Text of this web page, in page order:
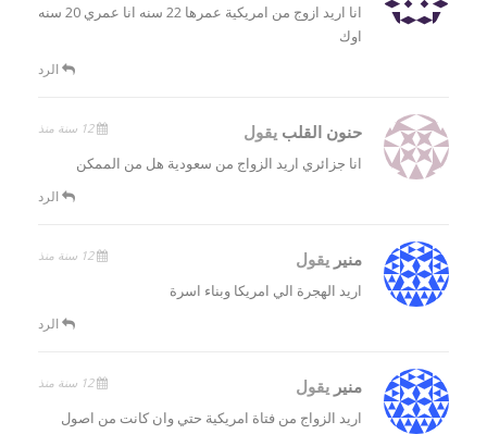
انا اريد ازوج من امريكية عمرها 22 سنه انا عمري 20 سنه
اوك
الرد
حنون القلب يقول 12 سنة منذ
انا جزائري اريد الزواج من سعودية هل من الممكن
الرد
منير يقول 12 سنة منذ
اريد الهجرة الي امريكا وبناء اسرة
الرد
منير يقول 12 سنة منذ
اريد الزواج من فتاة امريكية حتي وان كانت من اصول